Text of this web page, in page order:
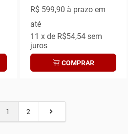
R$ 599,90 à prazo em
até
11 x de R$54,54sem
juros
COMPRAR
1 2